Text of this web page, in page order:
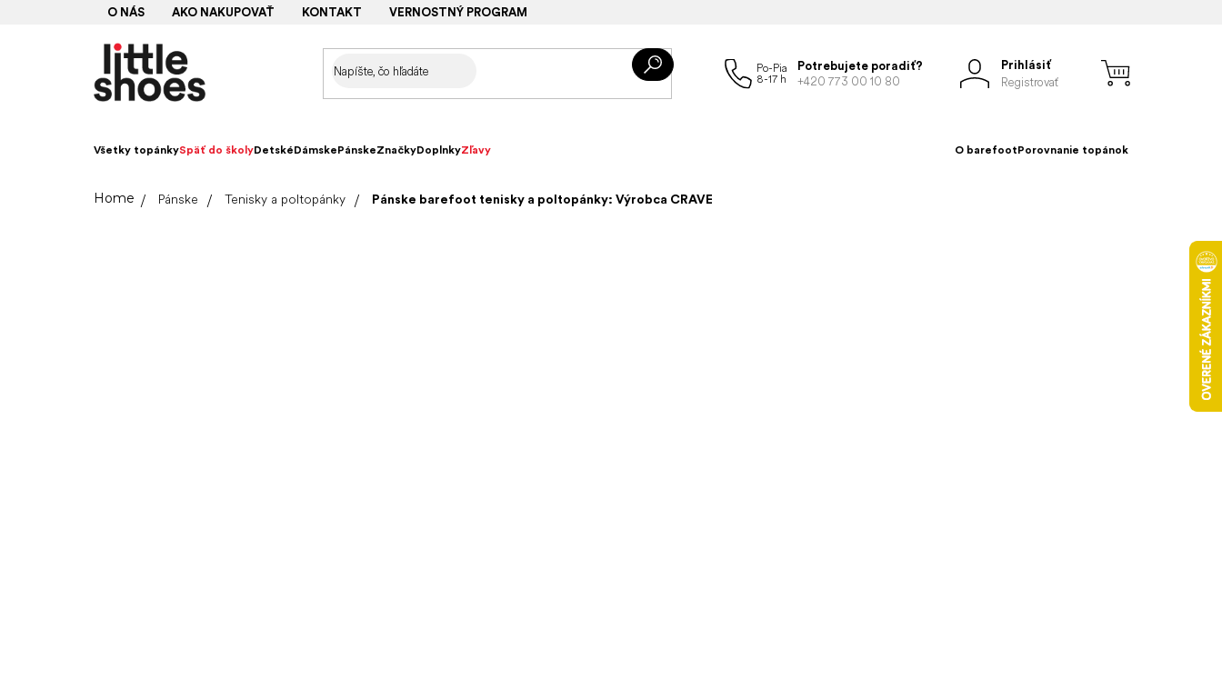
O NÁS AKO NAKUPOVAŤ KONTAKT VERNOSTNÝ PROGRAM
Potrebujete poradiť?
+420 773 00 10 80
Prihlásiť
Registrovať
Všetky topánkySpäť do školyDetskéDámskePánskeZnačkyDoplnkyZľavy O barefootPorovnanie topánok
DomovPánske Tenisky a poltopánky Pánske barefoot tenisky a poltopánky: Výrobca CRAVE